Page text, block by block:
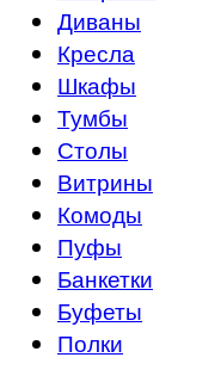
Диваны
Кресла
Шкафы
Тумбы
Столы
Витрины
Комоды
Пуфы
Банкетки
Буфеты
Полки